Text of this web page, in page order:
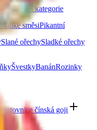
Další kategorie
Sladké směsiPikantní
Slané ořechySladké ořechy
ŠvestkyBanánRozinky
čínská goji